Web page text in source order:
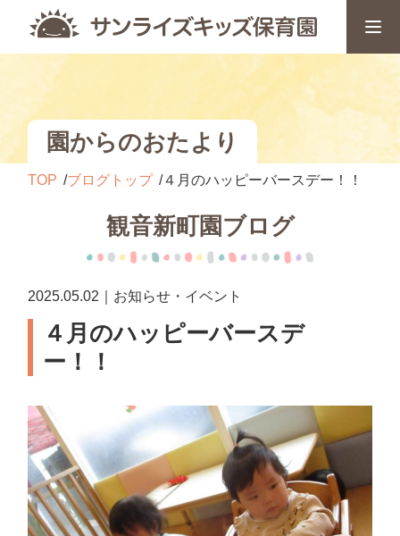
園からのおたより
TOP ブログトップ ４月のハッピーバースデー！！
観音新町園ブログ
2025.05.02｜お知らせ・イベント
４月のハッピーバースデ
ー！！